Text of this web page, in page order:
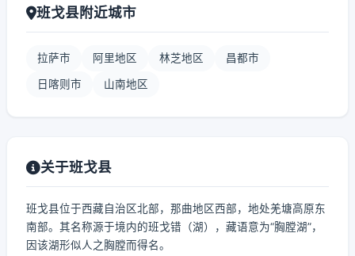
班戈县附近城市
拉萨市 阿里地区 林芝地区 昌都市
日喀则市 山南地区
关于班戈县
班戈县位于西藏自治区北部，那曲地区西部，地处羌塘高原东
南部。其名称源于境内的班戈错（湖），藏语意为“胸膛湖”，
因该湖形似人之胸膛而得名。